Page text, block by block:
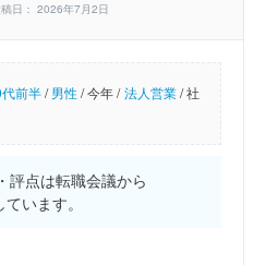
日： 2026年7月2日
前半/男性/今年 / 法人営業/社
評点は転職会議から
います。